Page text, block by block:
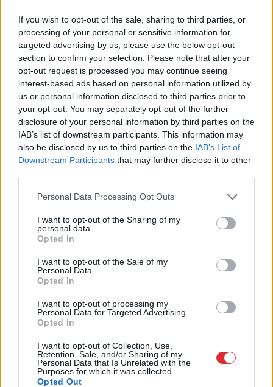
If you wish to opt-out of the sale, sharing to third parties, or
processing of your personal or sensitive information for
targeted advertising by us, please use the below opt-out
section to confirm your selection. Please note that after your
opt-out request is processed you may continue seeing
interest-based ads based on personal information utilized by
us or personal information disclosed to third parties prior to
your opt-out. You may separately opt-out of the further
disclosure of your personal information by third parties on the
IAB’s list of downstream participants. This information may
also be disclosed by us to third parties on the IAB’s List of
Downstream Participants that may further disclose it to other
Please note that this website/app uses one or more Google
not limited to your visit or usage behaviour. You may click to
grant or deny consent to Google and its third-party tags to
use your data for below specified purposes in below Google
consent section.
Personal Data Processing Opt Outs
I want to opt-out of the Sharing of my
personal data.
Opted In
I want to opt-out of the Sale of my
Personal Data.
Opted In
I want to opt-out of processing my
Personal Data for Targeted Advertising.
Opted In
I want to opt-out of Collection, Use,
Retention, Sale, and/or Sharing of my
Personal Data that Is Unrelated with the
Purposes for which it was collected.
Opted Out
Krievijas situāciju
frontē
nestrīdēties: viņi
vienmēr atradīs veidu,
kā pamatīgi atriebties
TESTS.Tikai cilvēki ar
laucinieka DNS spēs iegūt
80% šajā lauku gudrību
testā